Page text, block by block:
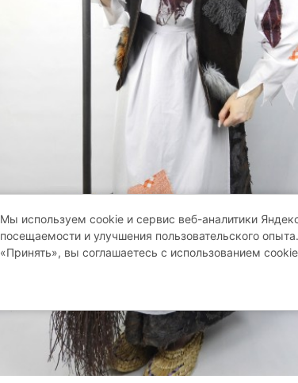
Мы используем cookie и сервис веб-аналитики
посещаемости и улучшения пользовательского
«Принять», вы соглашаетесь с использованием